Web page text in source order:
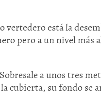
vertedero está la
pero a un nivel más
a unos tres
cubierta, su fondo se